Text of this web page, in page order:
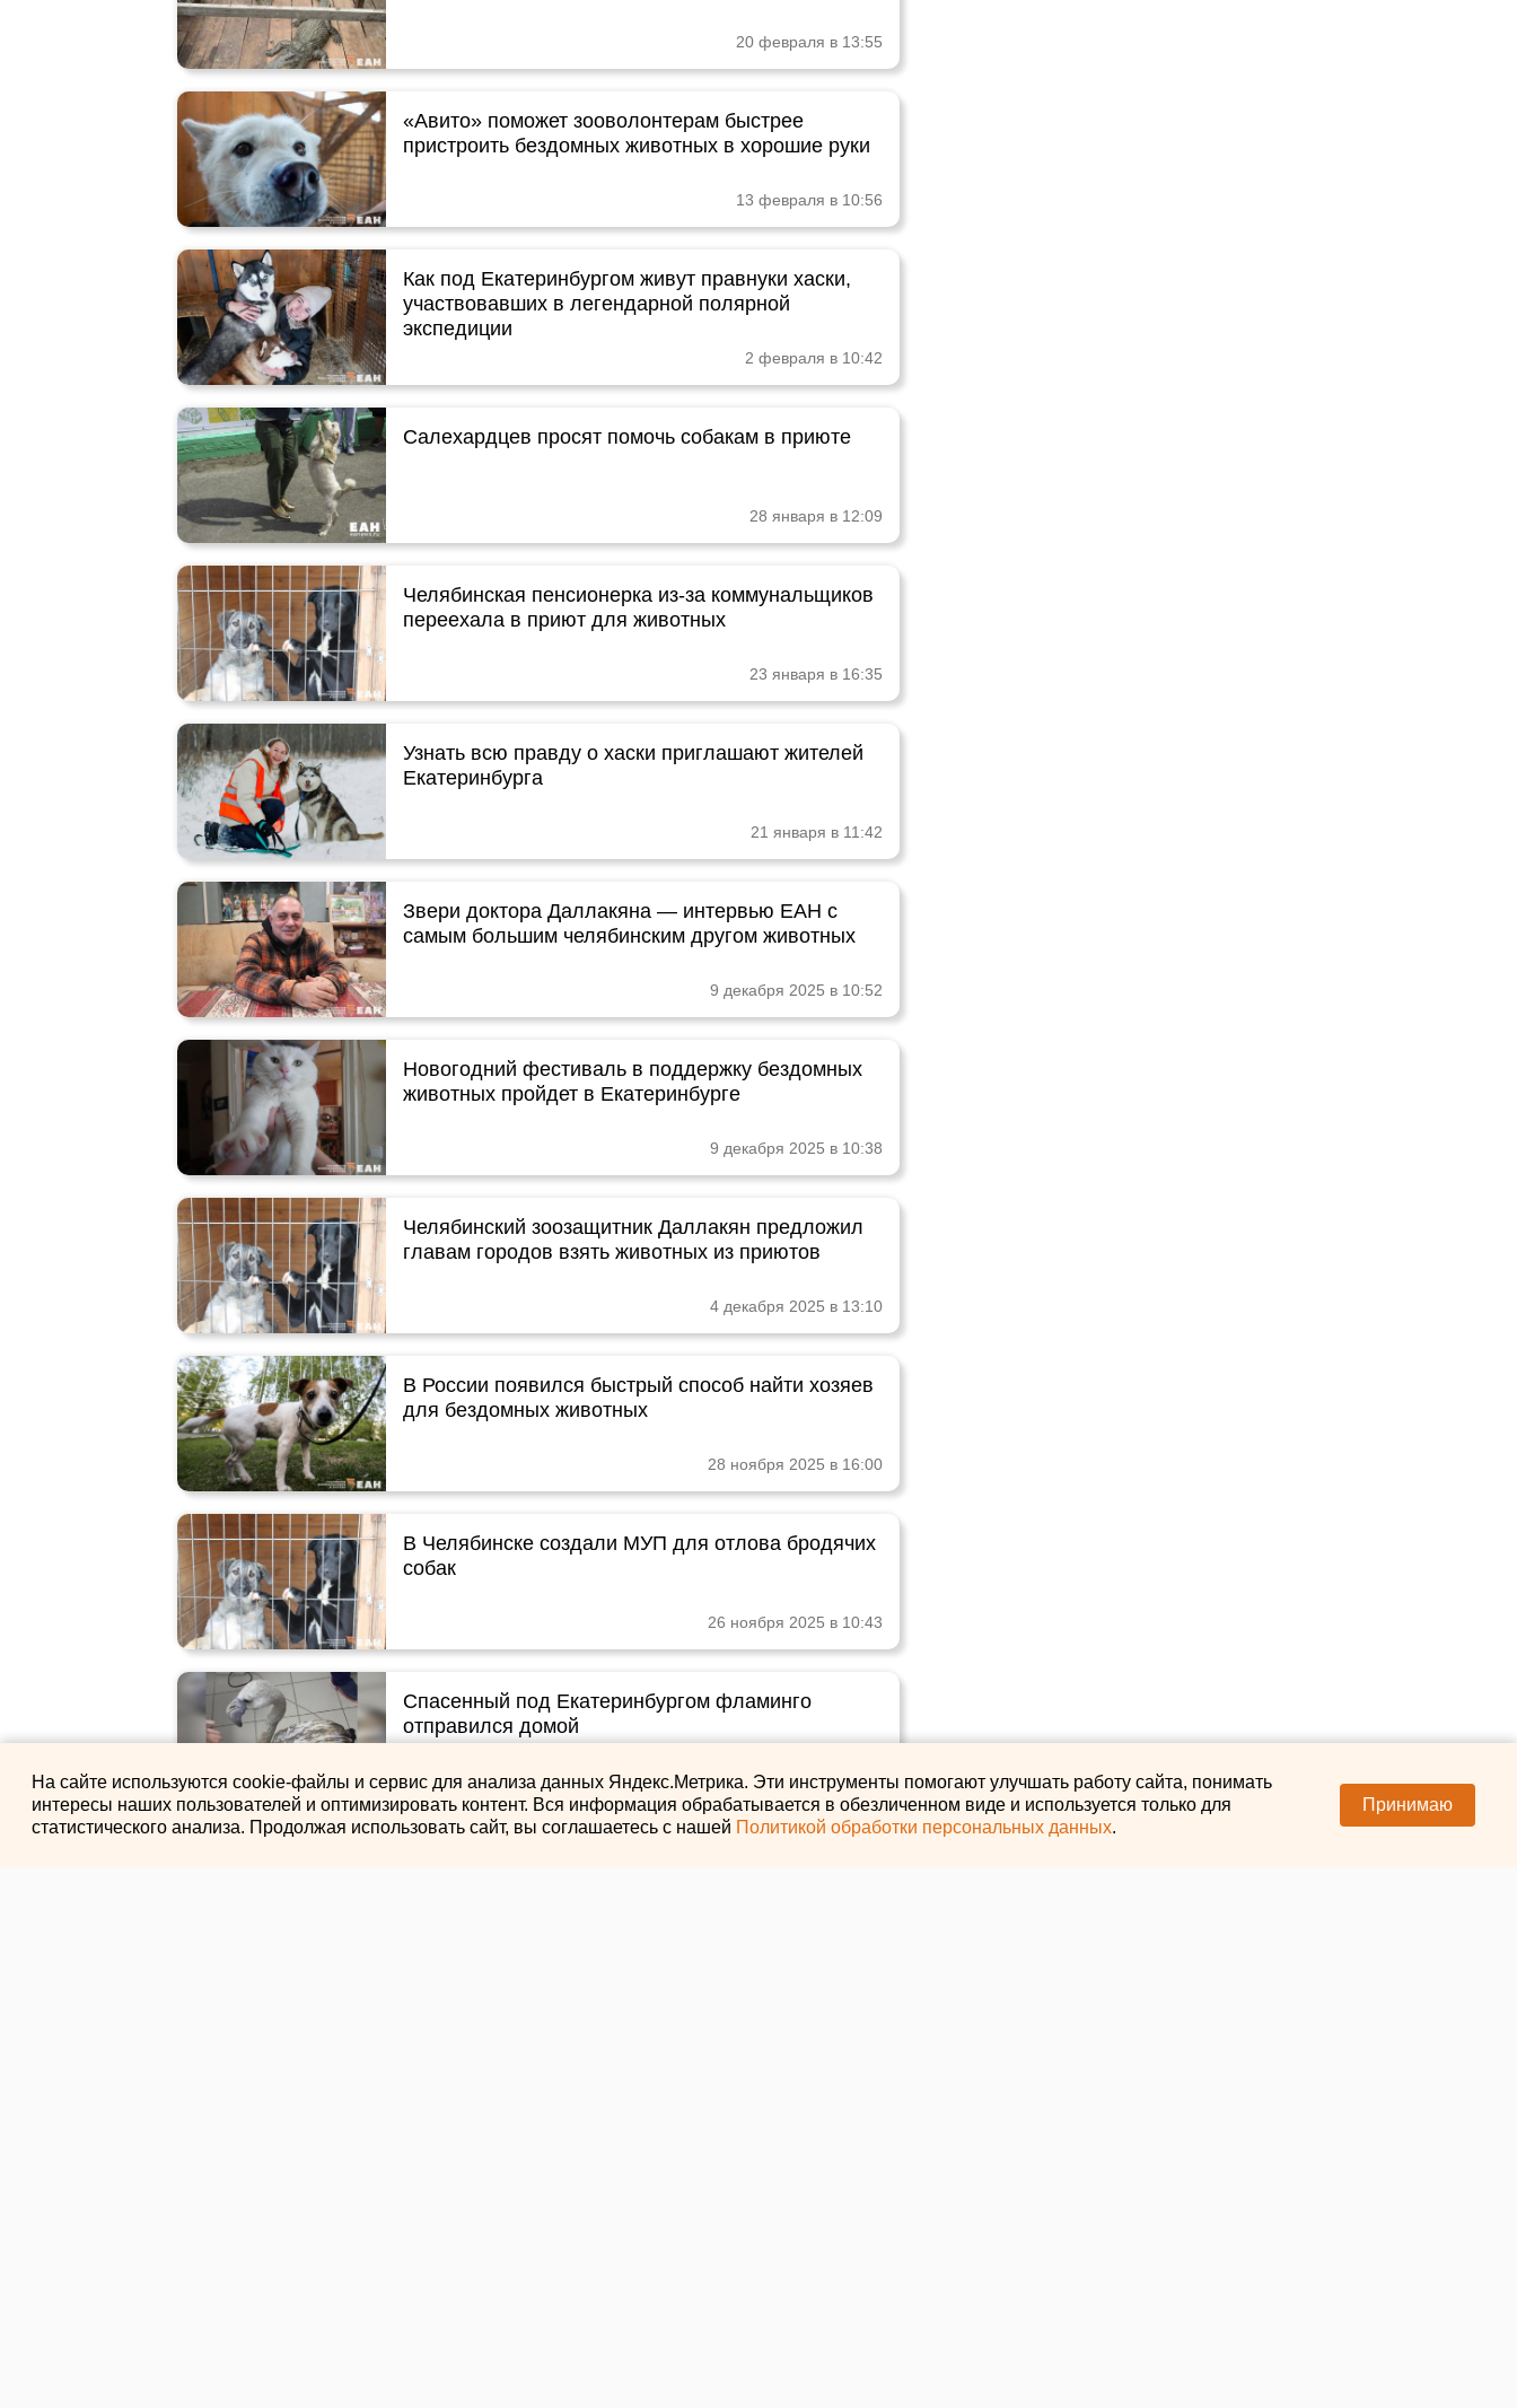
20 февраля в 13:55
«Авито» поможет зооволонтерам быстрее
пристроить бездомных животных в хорошие руки
13 февраля в 10:56
Как под Екатеринбургом живут правнуки хаски,
участвовавших в легендарной полярной
экспедиции
2 февраля в 10:42
Салехардцев просят помочь собакам в приюте
28 января в 12:09
Челябинская пенсионерка из-за коммунальщиков
переехала в приют для животных
23 января в 16:35
Узнать всю правду о хаски приглашают жителей
Екатеринбурга
21 января в 11:42
Звери доктора Даллакяна — интервью ЕАН с
самым большим челябинским другом животных
9 декабря 2025 в 10:52
Новогодний фестиваль в поддержку бездомных
животных пройдет в Екатеринбурге
9 декабря 2025 в 10:38
Челябинский зоозащитник Даллакян предложил
главам городов взять животных из приютов
4 декабря 2025 в 13:10
В России появился быстрый способ найти хозяев
для бездомных животных
28 ноября 2025 в 16:00
В Челябинске создали МУП для отлова бродячих
собак
26 ноября 2025 в 10:43
Спасенный под Екатеринбургом фламинго
отправился домой
12 октября 2025 в 15:07
На сайте используются cookie-файлы и сервис для анализа данных Яндекс.Метрика. Эти инструменты помогают улучшать работу сайта, понимать
интересы наших пользователей и оптимизировать контент. Вся информация обрабатывается в обезличенном виде и используется только для
статистического анализа. Продолжая использовать сайт, вы соглашаетесь с нашей Политикой обработки персональных данных.
Принимаю